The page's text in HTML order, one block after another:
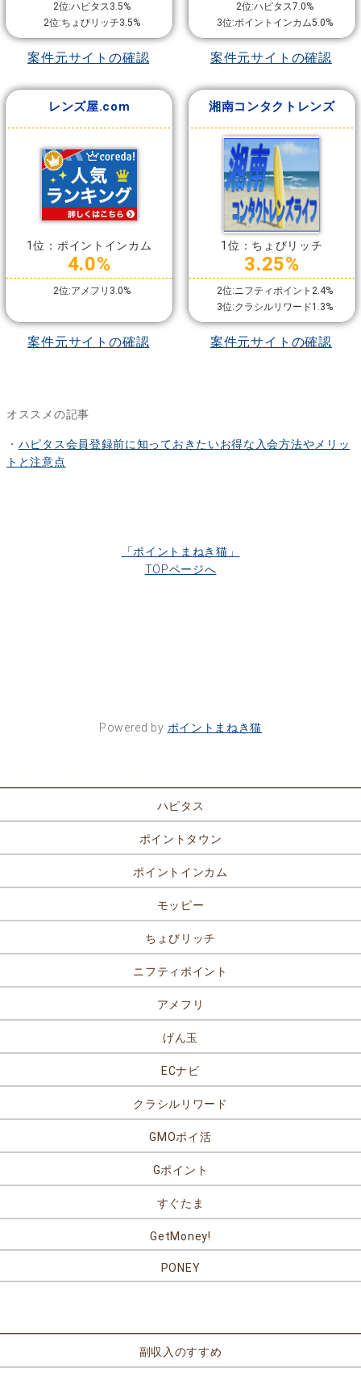
2位:ハピタス3.5%
2位:ちょびリッチ3.5%
案件元サイトの確認
2位:ハピタス7.0%
3位:ポイントインカム5.0%
案件元サイトの確認
レンズ屋.com
1位：ポイントインカム
4.0%
2位:アメフリ3.0%
案件元サイトの確認
湘南コンタクトレンズ
1位：ちょびリッチ
3.25%
2位:ニフティポイント2.4%
3位:クラシルリワード1.3%
案件元サイトの確認
オススメの記事
・ ハピタス会員登録前に知っておきたいお得な入会方法やメリッ
トと注意点
「ポイントまねき猫」
TOPページへ
Powered by ポイントまねき猫
ハピタス
ポイントタウン
ポイントインカム
モッピー
ちょびリッチ
ニフティポイント
アメフリ
げん玉
ECナビ
クラシルリワード
GMOポイ活
Gポイント
すぐたま
GetMoney!
PONEY
副収入のすすめ